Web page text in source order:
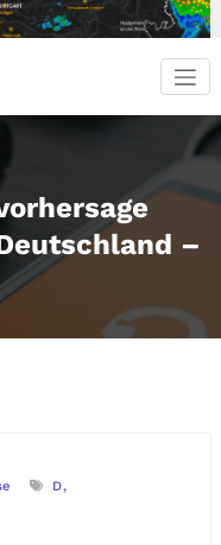
–
D